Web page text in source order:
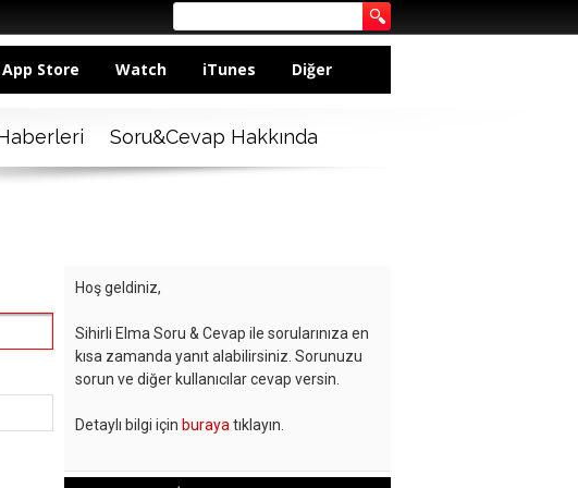
Store Watch iTunes Diğer
Soru&Cevap Hakkında
Hoş geldiniz,
Sihirli Elma Soru & Cevap ile sorularınıza en
kısa zamanda yanıt alabilirsiniz. Sorunuzu
sorun ve diğer kullanıcılar cevap versin.
Detaylı bilgi için buraya tıklayın.